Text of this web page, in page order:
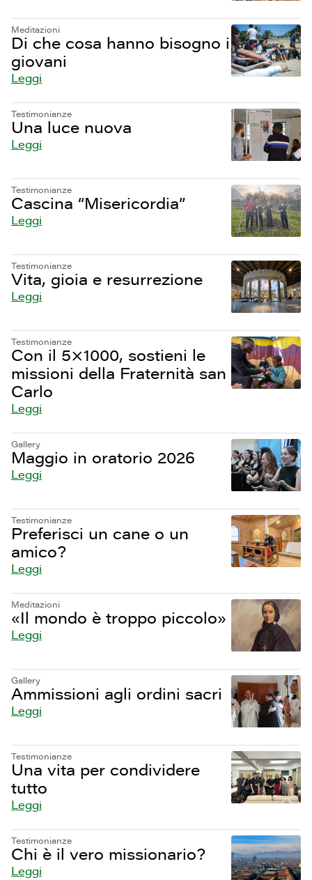
Meditazioni
Di che cosa hanno bisogno i
giovani
Leggi
Testimonianze
Una luce nuova
Leggi
Testimonianze
Cascina “Misericordia”
Leggi
Testimonianze
Vita, gioia e resurrezione
Leggi
Testimonianze
Con il 5×1000, sostieni le
missioni della Fraternità san
Carlo
Leggi
Gallery
Maggio in oratorio 2026
Leggi
Testimonianze
Preferisci un cane o un
amico?
Leggi
Meditazioni
«Il mondo è troppo piccolo»
Leggi
Gallery
Ammissioni agli ordini sacri
Leggi
Testimonianze
Una vita per condividere
tutto
Leggi
Testimonianze
Chi è il vero missionario?
Leggi